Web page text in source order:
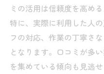
ミの活用は信頼度を高め
特に、実際に利用した人
フの対応、作業の丁寧さ
となります。口コミが多
を集めている傾向も見逃せ